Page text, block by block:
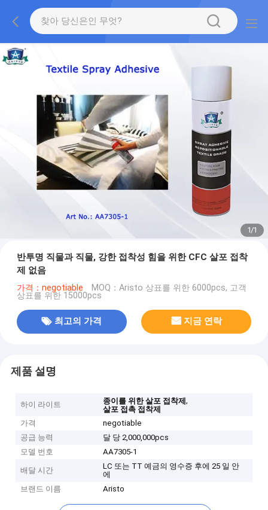
1/1
반투명 직물과 직물, 강한 접착성 힘을 위한 CFC 살포 접착
제 없음
가격：negotiable MOQ：Aristo 상표를 위한 6000pcs, 고객
상표를 위한 15000pcs
최고의 가격 지금 연락
제품 설명
하이 라이트 종이를 위한 살포 접착제,
살포 접촉 접착제
가격
negotiable
공급 능력
달 당 2,000,000pcs
모델 번호
AA7305-1
배달 시간
LC 또는 TT 예금의 영수증 후에 25 일 안
에
브랜드 이름
Aristo